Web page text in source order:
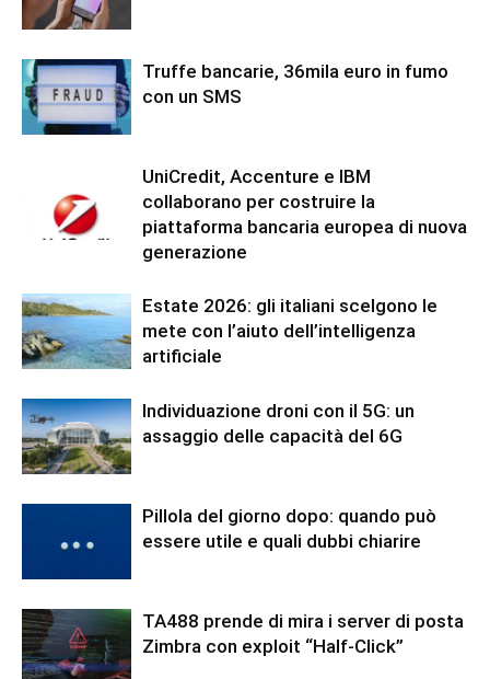
Truffe bancarie, 36mila euro in fumo
con un SMS
UniCredit, Accenture e IBM
collaborano per costruire la
piattaforma bancaria europea di nuova
generazione
Estate 2026: gli italiani scelgono le
mete con l’aiuto dell’intelligenza
artificiale
Individuazione droni con il 5G: un
assaggio delle capacità del 6G
Pillola del giorno dopo: quando può
essere utile e quali dubbi chiarire
TA488 prende di mira i server di posta
Zimbra con exploit “Half-Click”